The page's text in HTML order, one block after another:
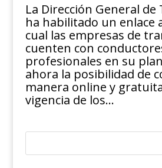
La Dirección General de
ha habilitado un enlace
cual las empresas de
cuenten con
profesionales en su
ahora la posibilidad de
manera online y
vigencia de los...